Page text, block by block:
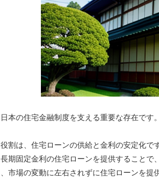
本の住宅金融制度を支える重要な存在です
割は、住宅ローンの供給と金利の安定化
期固定金利の住宅ローンを提供すること
市場の変動に左右されずに住宅ローンを提